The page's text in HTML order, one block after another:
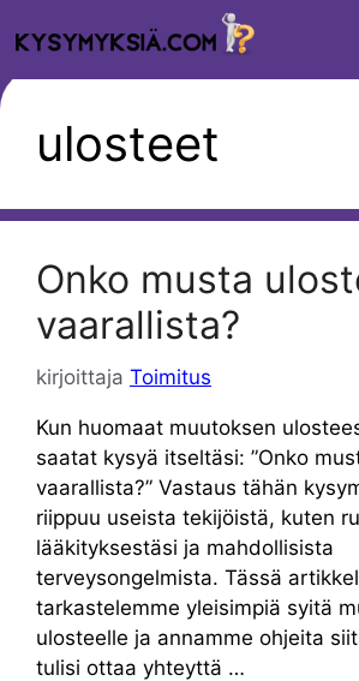
sisältöön
ulosteet
Onko musta
vaarallista?
kirjoittaja Toimitus
Kun huomaat muutoksen
saatat kysyä itseltäsi: ”Onko
vaarallista?” Vastaus tähän
riippuu useista tekijöistä, kuten
lääkityksestäsi ja mahdollisista
terveysongelmista. Tässä
tarkastelemme yleisimpiä syitä
ulosteelle ja annamme ohjeita
tulisi ottaa yhteyttä …